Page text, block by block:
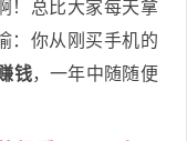
！总比大家每天拿
：你从刚买手机的
钱，一年中随随便